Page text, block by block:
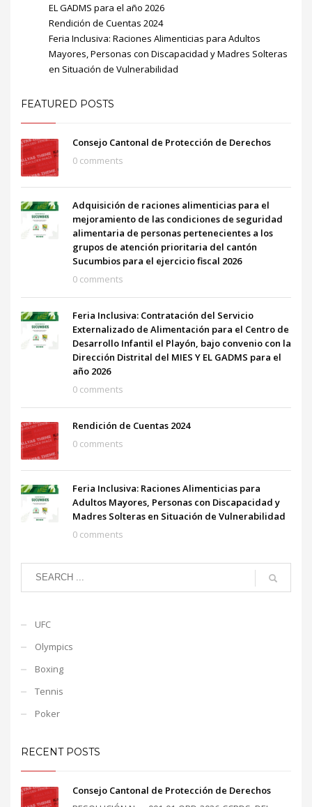
EL GADMS para el año 2026
Rendición de Cuentas 2024
Feria Inclusiva: Raciones Alimenticias para Adultos
Mayores, Personas con Discapacidad y Madres Solteras
en Situación de Vulnerabilidad
FEATURED POSTS
Consejo Cantonal de Protección de Derechos
0 comments
Adquisición de raciones alimenticias para el
mejoramiento de las condiciones de seguridad
alimentaria de personas pertenecientes a los
grupos de atención prioritaria del cantón
Sucumbios para el ejercicio fiscal 2026
0 comments
Feria Inclusiva: Contratación del Servicio
Externalizado de Alimentación para el Centro de
Desarrollo Infantil el Playón, bajo convenio con la
Dirección Distrital del MIES Y EL GADMS para el
año 2026
0 comments
Rendición de Cuentas 2024
0 comments
Feria Inclusiva: Raciones Alimenticias para
Adultos Mayores, Personas con Discapacidad y
Madres Solteras en Situación de Vulnerabilidad
0 comments
UFC
Olympics
Boxing
Tennis
Poker
RECENT POSTS
Consejo Cantonal de Protección de Derechos